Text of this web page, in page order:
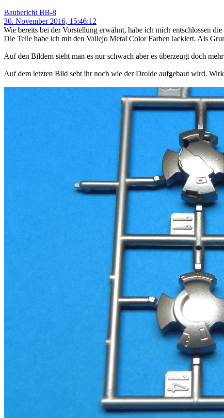
Baubericht BB-8
30. November 2016, 15:46:12
Wie bereits bei der Vorstellung erwähnt, habe ich mich entschlossen
Die Teile habe ich mit den Vallejo Metal Color Farben lackiert. Als
Auf den Bildern sieht man es nur schwach aber es überzeugt doch
Auf dem letzten Bild seht ihr noch wie der Droide aufgebaut wird.